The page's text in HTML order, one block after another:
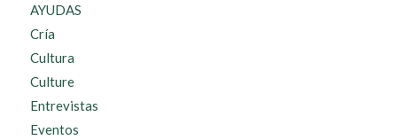
AYUDAS
Cría
Cultura
Culture
Entrevistas
Eventos